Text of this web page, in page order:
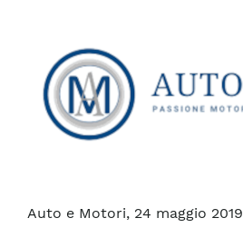
Auto e Motori, 24 maggio 2019